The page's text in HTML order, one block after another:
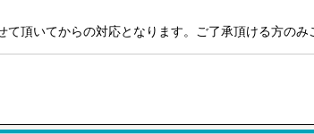
頂いてからの対応となります。ご了承頂ける方のみ